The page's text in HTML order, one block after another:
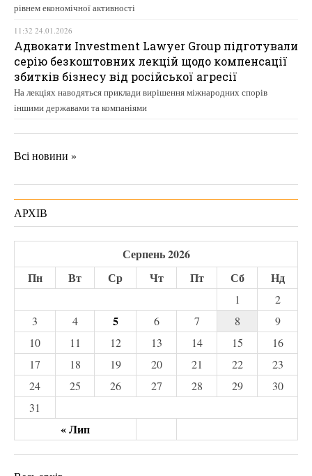
рівнем економічної активності
11:32 24.01.2026
Адвокати Investment Lawyer Group підготували
серію безкоштовних лекцій щодо компенсації
збитків бізнесу від російської агресії
На лекціях наводяться приклади вирішення міжнародних спорів
іншими державами та компаніями
Всі новини »
АРХІВ
Серпень 2026
Пн
Вт Ср Чт Пт Сб Нд
« Лип
1
2
3
4 5 6 7 8
9
10
11 12 13 14 15
16
17
18 19 20 21 22
23
24
25 26 27 28 29
30
31